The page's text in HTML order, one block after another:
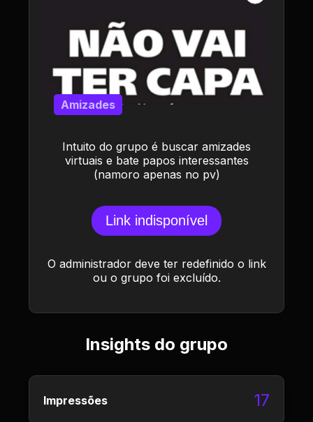
Intuito do grupo é buscar amizades
virtuais e bate papos interessantes
(namoro apenas no pv)
Amizades
Link indisponível
O administrador deve ter redefinido o link
ou o grupo foi excluído.
Insights do grupo
Impressões 17